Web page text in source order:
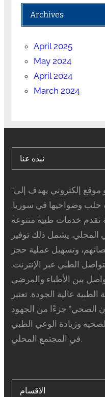
Archives
April 2025
May 2024
April 2024
March 2024
نبذه عنا
“أطباء حلب للتعاون الصحي” هو موقع إلكتروني يهدف إلى
حلب وضواحيها في سوريا.
تقدم خدمات طبية متنوعة
المحلي. يشمل ذلك توفير
وتسهيل عملية حجز
الطبي عبر الإنترنت.
بين الأطباء والمرضى
عالية الجودة. تعتبر
الصحي” جزءًا من الجهود
وزيادة الوعي الطبي
في المجتمع المحلي.
الاقسام